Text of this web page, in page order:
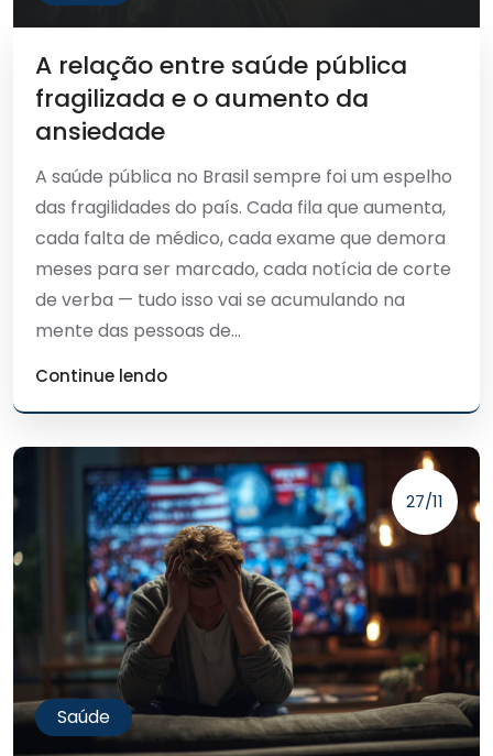
A relação entre saúde pública
fragilizada e o aumento da
ansiedade
A saúde pública no Brasil sempre foi um espelho
das fragilidades do país. Cada fila que aumenta,
cada falta de médico, cada exame que demora
meses para ser marcado, cada notícia de corte
de verba — tudo isso vai se acumulando na
mente das pessoas de...
Continue lendo
27/11
Saúde